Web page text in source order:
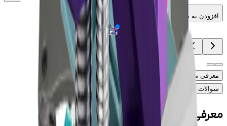
افزودن به سبد خرید
معرفی محصول ویژگی‌های محصول آموزش
دیدگاه‌ها (۰)
سوالات متداول محصول
معرفی محصول